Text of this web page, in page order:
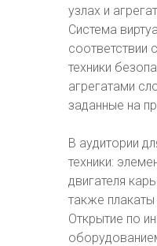
узлах и
Система
соответствии
техники
агрегатами
заданные на
В аудитории
техники:
двигателя
также
Открытие по